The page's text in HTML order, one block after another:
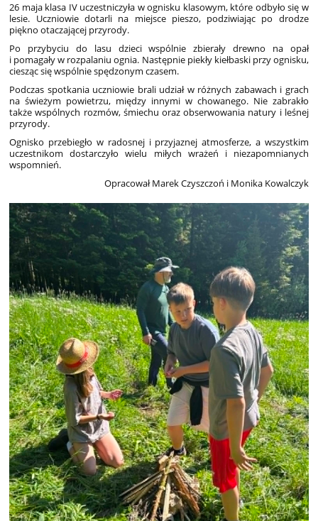
26 maja klasa IV uczestniczyła w ognisku klasowym, które odbyło się w
lesie. Uczniowie dotarli na miejsce pieszo, podziwiając po drodze
piękno otaczającej przyrody.
Po przybyciu do lasu dzieci wspólnie zbierały drewno na opał
i pomagały w rozpalaniu ognia. Następnie piekły kiełbaski przy ognisku,
ciesząc się wspólnie spędzonym czasem.
Podczas spotkania uczniowie brali udział w różnych zabawach i grach
na świeżym powietrzu, między innymi w chowanego. Nie zabrakło
także wspólnych rozmów, śmiechu oraz obserwowania natury i leśnej
przyrody.
Ognisko przebiegło w radosnej i przyjaznej atmosferze, a wszystkim
uczestnikom dostarczyło wielu miłych wrażeń i niezapomnianych
wspomnień.
Opracował Marek Czyszczoń i Monika Kowalczyk